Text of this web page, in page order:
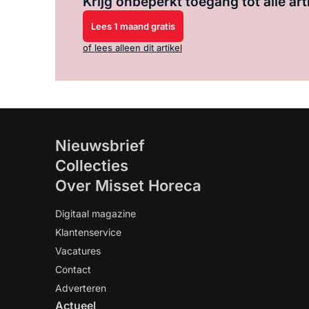
Lees 1 maand gratis
of lees alleen dit artikel
Nieuwsbrief
Collecties
Over Misset Horeca
Digitaal magazine
Klantenservice
Vacatures
Contact
Adverteren
Actueel